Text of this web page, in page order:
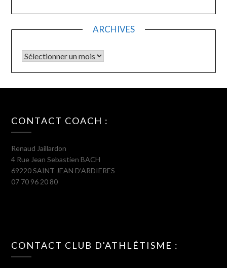
ARCHIVES
CONTACT COACH :
Renaud Jaillardon
4 Rue Jean Sebastien BACH
69220 SAINT JEAN D’ARDIERES
07 70 96 20 80
CONTACT CLUB D'ATHLÉTISME :